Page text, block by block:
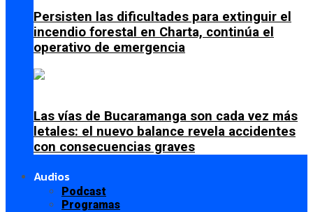
Persisten las dificultades para extinguir el
incendio forestal en Charta, continúa el
operativo de emergencia
Las vías de Bucaramanga son cada vez más
letales: el nuevo balance revela accidentes
con consecuencias graves
Audios
Podcast
Programas